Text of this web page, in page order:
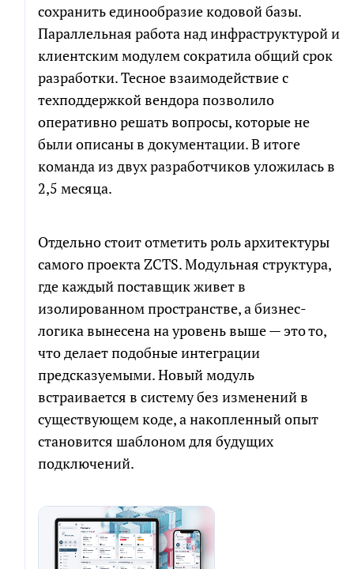
сохранить единообразие кодовой базы.
Параллельная работа над инфраструктурой и
клиентским модулем сократила общий срок
разработки. Тесное взаимодействие с
техподдержкой вендора позволило
оперативно решать вопросы, которые не
были описаны в документации. В итоге
команда из двух разработчиков уложилась в
2,5 месяца.
Отдельно стоит отметить роль архитектуры
самого проекта ZCTS. Модульная структура,
где каждый поставщик живет в
изолированном пространстве, а бизнес-
логика вынесена на уровень выше — это то,
что делает подобные интеграции
предсказуемыми. Новый модуль
встраивается в систему без изменений в
существующем коде, а накопленный опыт
становится шаблоном для будущих
подключений.